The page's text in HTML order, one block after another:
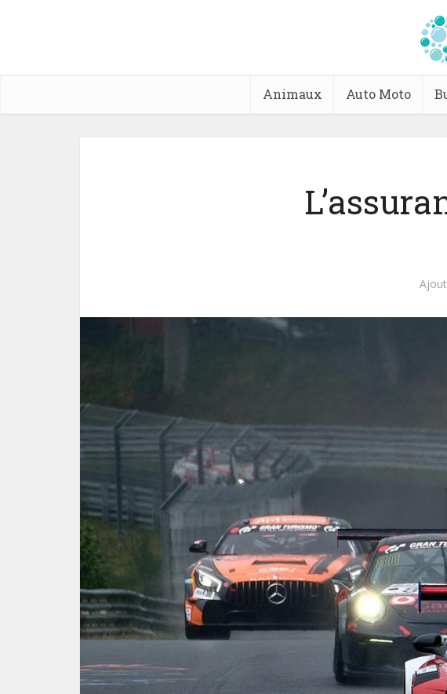
Animaux Auto Moto